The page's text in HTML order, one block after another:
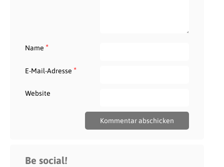
Name *
E-Mail-Adresse *
Website
Be social!